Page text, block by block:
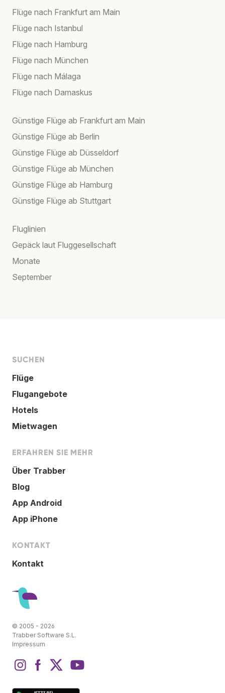
Flüge nach Frankfurt am Main
Flüge nach Istanbul
Flüge nach Hamburg
Flüge nach München
Flüge nach Málaga
Flüge nach Damaskus
Günstige Flüge ab Frankfurt am Main
Günstige Flüge ab Berlin
Günstige Flüge ab Düsseldorf
Günstige Flüge ab München
Günstige Flüge ab Hamburg
Günstige Flüge ab Stuttgart
Fluglinien
Gepäck laut Fluggesellschaft
Monate
September
SUCHEN
Flüge
Flugangebote
Hotels
Mietwagen
ERFAHREN SIE MEHR
Über Trabber
Blog
App Android
App iPhone
KONTAKT
Kontakt
© 2005 - 2026
Trabber Software S.L.
Impressum